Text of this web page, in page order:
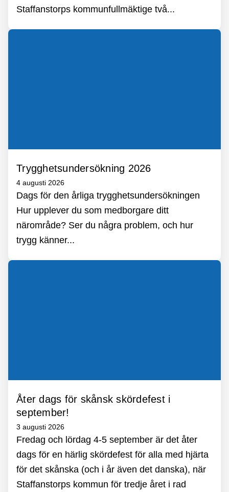
Staffanstorps kommunfullmäktige två...
Trygghetsundersökning 2026
4 augusti 2026
Dags för den årliga trygghetsundersökningen
Hur upplever du som medborgare ditt
närområde? Ser du några problem, och hur
trygg känner...
Åter dags för skånsk skördefest i
september!
3 augusti 2026
Fredag och lördag 4-5 september är det åter
dags för en härlig skördefest för alla med hjärta
för det skånska (och i år även det danska), när
Staffanstorps kommun för tredje året i rad